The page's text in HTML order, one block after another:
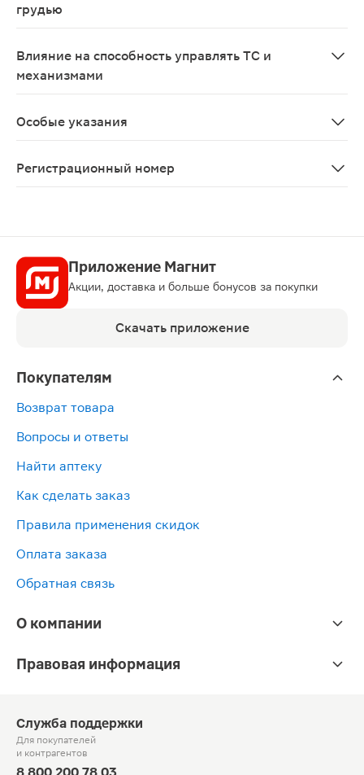
грудью
Влияние на способность управлять ТС и
механизмами
Особые указания
Регистрационный номер
Приложение Магнит
Акции, доставка и больше бонусов за покупки
Скачать приложение
Покупателям
Возврат товара
Вопросы и ответы
Найти аптеку
Как сделать заказ
Правила применения скидок
Оплата заказа
Обратная связь
О компании
Правовая информация
Служба поддержки
Для покупателей
и контрагентов